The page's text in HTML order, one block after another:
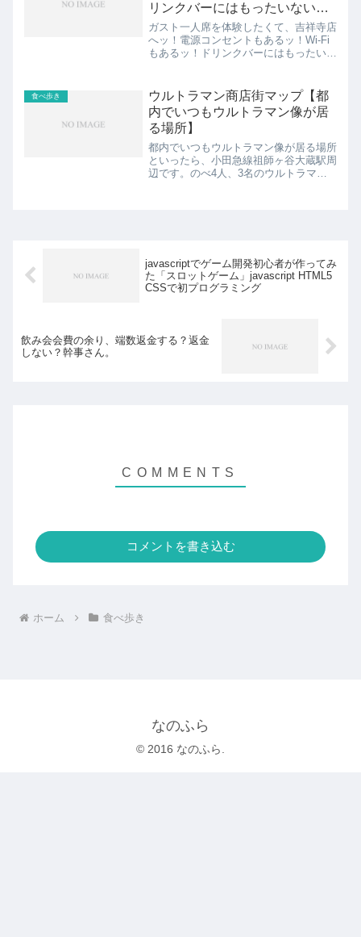
リンクバーにはもったいないコ
ーヒーもあるッ！
ガスト一人席を体験したくて、吉祥寺店
へッ！電源コンセントもあるッ！Wi-Fi
もあるッ！ドリンクバーにはもったいな
ィ・モールト ベネッ！共有します。見
出し1.ガスト...
食べ歩き
ウルトラマン商店街マップ【都
内でいつもウルトラマン像が居
る場所】
都内でいつもウルトラマン像が居る場所
といったら、小田急線祖師ヶ谷大蔵駅周
辺です。のべ4人、3名のウルトラマン
javascriptでゲーム開発初心者が作ってみ
た「スロットゲーム」javascript HTML5
CSSで初プログラミング
飲み会会費の余り、端数返金する？返金
しない？幹事さん。
コメントを書き込む
ホーム 食べ歩き
なのふら
© 2016 なのふら.